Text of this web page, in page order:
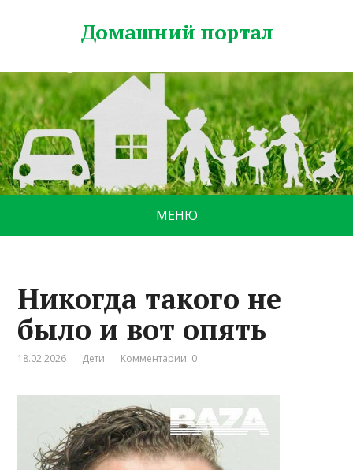
Домашний портал
МЕНЮ
Никогда такого не
было и вот опять
18.02.2026 Дети Комментарии: 0